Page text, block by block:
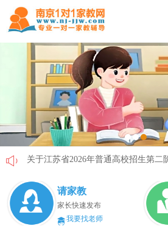
我市2026年春季学期学生资助申请开始
请家教
家长快速发布
我要找老师